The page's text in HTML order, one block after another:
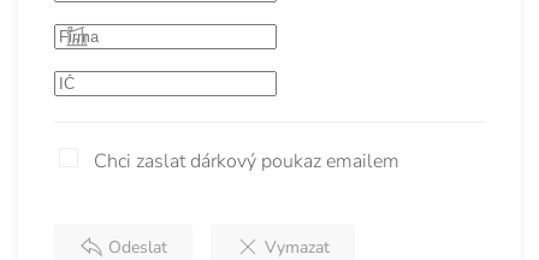
Chci zaslat dárkový poukaz emailem
Odeslat Vymazat